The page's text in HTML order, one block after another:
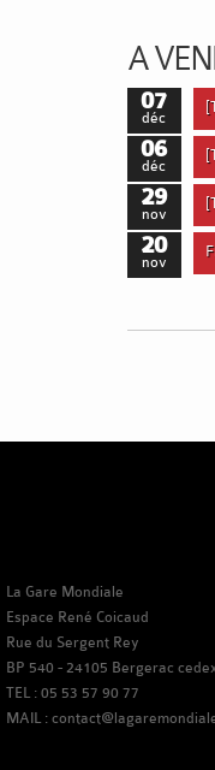
A
07
déc
06
déc
29
nov
20
nov
La Gare Mondiale
Espace René Coicaud
Rue du Sergent Rey
BP 540 - 24105 Bergerac
TEL : 05 53 57 90 77
MAIL :